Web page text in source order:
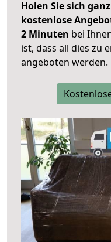
Holen Sie sich
kostenlose
2 Minuten bei
ist, dass all dies zu
angeboten werden.